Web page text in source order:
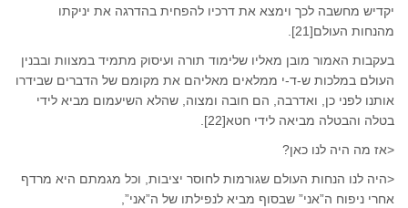
יקדיש מחשבה לכך וימצא את דרכיו להפחית בהדרגה את יניקתו
מהנחות העולם[21].
בעקבות האמור מובן מאליו שלימוד תורה ועיסוק מתמיד במצוות ובבנין
העולם במלכות ש-ד-י ממלאים מאליהם את מקומם של הדברים שבידרו
אותנו לפני כן, ואדרבה, הם חובה ומצוה, שהלא השיעמום מביא לידי
בטלה והבטלה מביאה לידי חטא[22].
<אז מה היה לנו כאן?
<היה לנו הנחות העולם שגורמות לחוסר יציבות, וכל מגמתם היא מרדף
אחרי ניפוח ה”אני” שבסוף מביא לנפילתו של ה”אני”,